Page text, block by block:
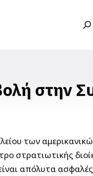
στην
των
στρατιωτικής
απόλυτα